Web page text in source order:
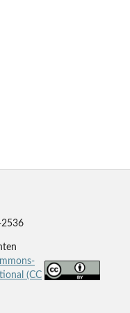
2536
(CC